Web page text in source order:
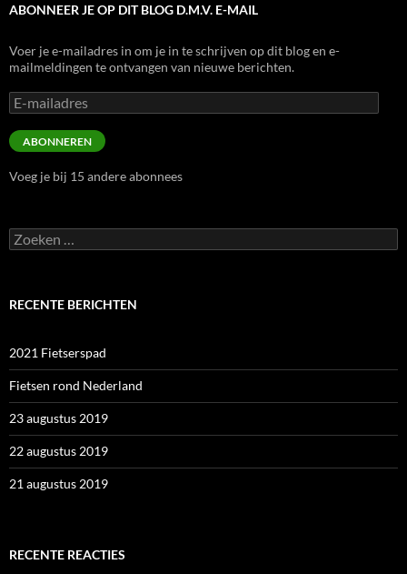
ABONNEER JE OP DIT BLOG D.M.V. E-MAIL
Voer je e-mailadres in om je in te schrijven op dit blog en e-
mailmeldingen te ontvangen van nieuwe berichten.
E-
mailadres
ABONNEREN
Voeg je bij 15 andere abonnees
Zoeken
naar:
RECENTE BERICHTEN
2021 Fietserspad
Fietsen rond Nederland
23 augustus 2019
22 augustus 2019
21 augustus 2019
RECENTE REACTIES